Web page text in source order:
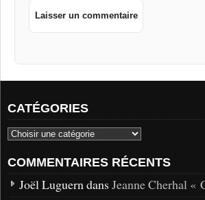
CATÉGORIES
COMMENTAIRES RÉCENTS
Joël Luguern dans Jeanne Cherhal «